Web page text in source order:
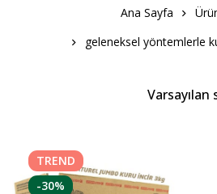
Ana Sayfa
geleneksel yöntemlerle
Varsayılan
TREND
-30%